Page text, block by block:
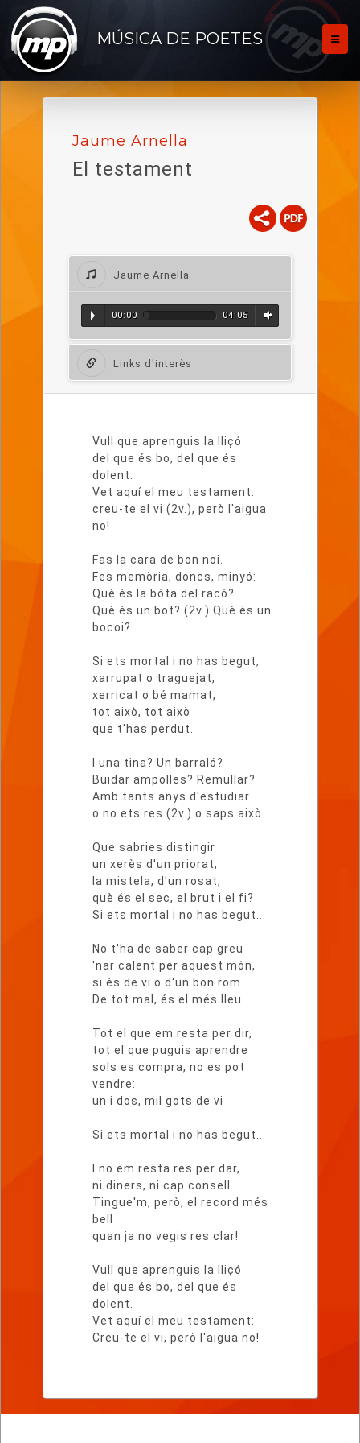
MÚSICA DE POETES
Jaume Arnella
El testament
Jaume Arnella
00:00 04:05
Links d'interès
Vull que aprenguis la lliçó
del que és bo, del que és
dolent.
Vet aquí el meu testament:
creu-te el vi (2v.), però l'aigua
no!
Fas la cara de bon noi.
Fes memòria, doncs, minyó:
Què és la bóta del racó?
Què és un bot? (2v.) Què és un
bocoi?
Si ets mortal i no has begut,
xarrupat o traguejat,
xerricat o bé mamat,
tot això, tot això
que t'has perdut.
I una tina? Un barraló?
Buidar ampolles? Remullar?
Amb tants anys d'estudiar
o no ets res (2v.) o saps això.
Que sabries distingir
un xerès d'un priorat,
la mistela, d'un rosat,
què és el sec, el brut i el fi?
Si ets mortal i no has begut...
No t'ha de saber cap greu
'nar calent per aquest món,
si és de vi o d'un bon rom.
De tot mal, és el més lleu.
Tot el que em resta per dir,
tot el que puguis aprendre
sols es compra, no es pot
vendre:
un i dos, mil gots de vi
Si ets mortal i no has begut...
I no em resta res per dar,
ni diners, ni cap consell.
Tingue'm, però, el record més
bell
quan ja no vegis res clar!
Vull que aprenguis la lliçó
del que és bo, del que és
dolent.
Vet aquí el meu testament:
Creu-te el vi, però l'aigua no!